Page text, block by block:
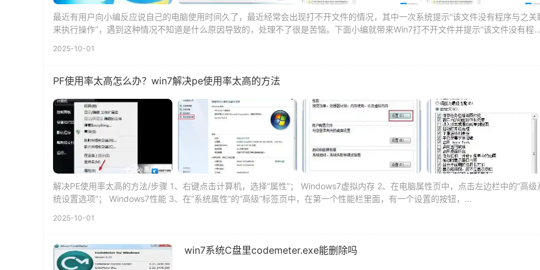
最近有用户向小编反应说自己的电脑使用时间久了，最近经常会出现打不开文件的情况，其中一次系统提示“该文件没有程序与之关
来执行操作”，遇到这种情况不知道是什么原因导致的，处理不了很是苦恼。下面小编就带来Win7打不开文件并提示“该文件没有程序
2025-10-01
PF使用率太高怎么办？win7解决pe使用率太高的方法
解决PE使用率太高的方法/步骤 1、右键点击计算机，选择“属性”； Windows7虚拟内存 2、在电脑属性页中，点击左边栏中的“高级
统设置选项”； Windows7性能 3、在“系统属性”的“高级”标签页中，在第一个性能栏里面，有一个设置的按钮，...
2025-10-01
win7系统C盘里codemeter.exe能删除吗